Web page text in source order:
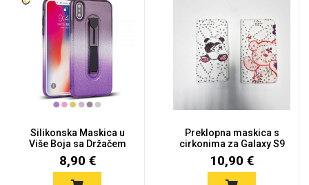
Silikonska Maskica u
Više Boja sa Držačem
Gala...
8,90 €
Preklopna maskica s
cirkonima za Galaxy S9
Plu...
10,90 €